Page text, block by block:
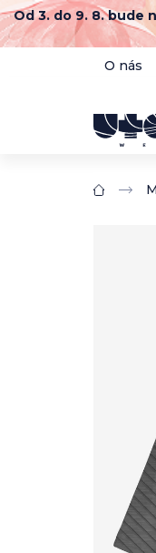
Přejít
na
obsah
Od 3. do 9. 8. bude
O nás
Domů